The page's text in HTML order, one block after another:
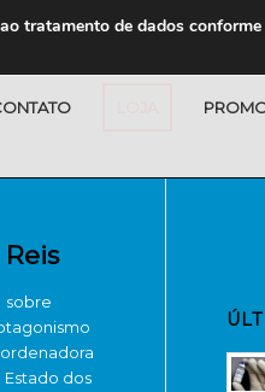
sobre
dos
tratamento de dados